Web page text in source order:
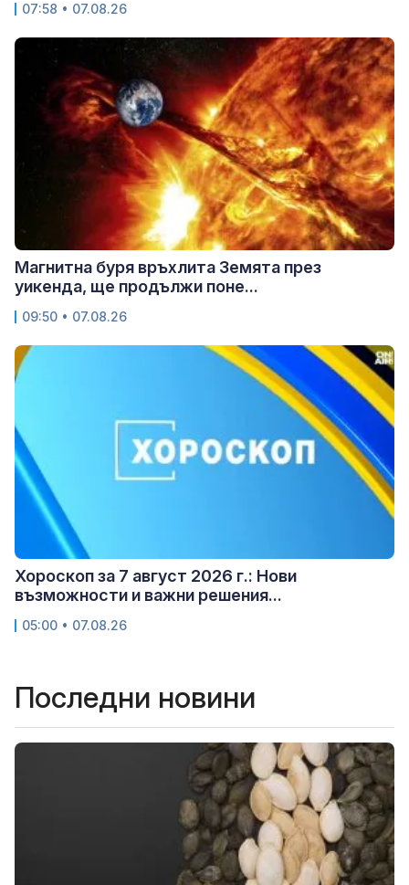
07:58 • 07.08.26
Магнитна буря връхлита Земята през
уикенда, ще продължи поне...
09:50 • 07.08.26
Хороскоп за 7 август 2026 г.: Нови
възможности и важни решения...
05:00 • 07.08.26
Последни новини